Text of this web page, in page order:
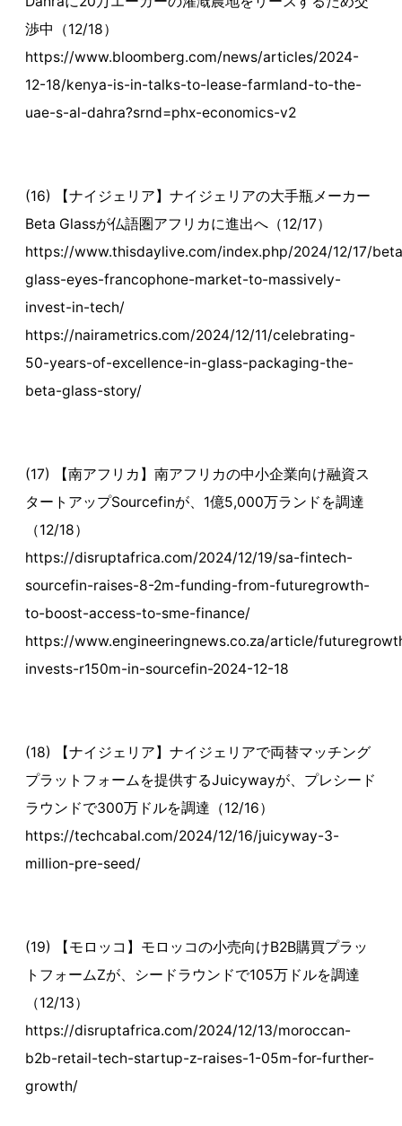
渉中（12/18）
https://www.bloomberg.com/news/articles/2024-
12-18/kenya-is-in-talks-to-lease-farmland-to-the-
uae-s-al-dahra?srnd=phx-economics-v2
(16) 【ナイジェリア】ナイジェリアの大手瓶メーカー
Beta Glassが仏語圏アフリカに進出へ（12/17）
https://www.thisdaylive.com/index.php/2024/12/17/
glass-eyes-francophone-market-to-massively-
invest-in-tech/
https://nairametrics.com/2024/12/11/celebrating-
50-years-of-excellence-in-glass-packaging-the-
beta-glass-story/
(17) 【南アフリカ】南アフリカの中小企業向け融資ス
タートアップSourcefinが、1億5,000万ランドを調達
（12/18）
https://disruptafrica.com/2024/12/19/sa-fintech-
sourcefin-raises-8-2m-funding-from-futuregrowth-
to-boost-access-to-sme-finance/
https://www.engineeringnews.co.za/article/
invests-r150m-in-sourcefin-2024-12-18
(18) 【ナイジェリア】ナイジェリアで両替マッチング
プラットフォームを提供するJuicywayが、プレシード
ラウンドで300万ドルを調達（12/16）
https://techcabal.com/2024/12/16/juicyway-3-
million-pre-seed/
(19) 【モロッコ】モロッコの小売向けB2B購買プラッ
トフォームZが、シードラウンドで105万ドルを調達
（12/13）
https://disruptafrica.com/2024/12/13/moroccan-
b2b-retail-tech-startup-z-raises-1-05m-for-further-
growth/